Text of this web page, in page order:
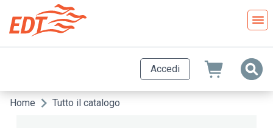
contenuto
principale
Accedi
Briciole
Home Tutto il catalogo